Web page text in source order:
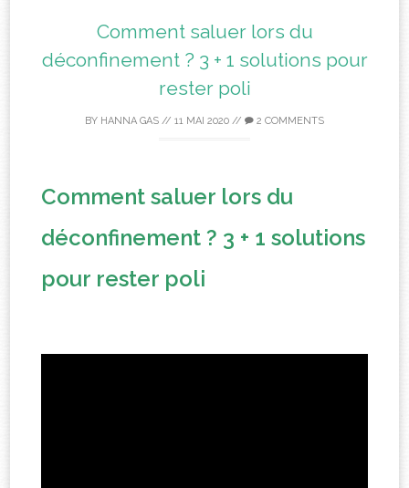
Comment saluer lors du
déconfinement ? 3 + 1 solutions pour
rester poli
BY HANNA GAS // 11 MAI 2020 // 2 COMMENTS
Comment saluer lors du
déconfinement ? 3 + 1 solutions
pour rester poli